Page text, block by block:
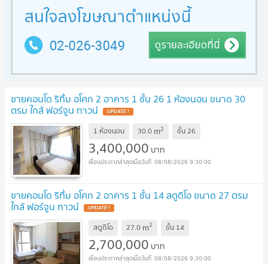
ขายคอนโด ริทึ่ม อโศก 2 อาคาร 1 ชั้น 26 1 ห้องนอน ขนาด 30
ตรม ใกล้ ฟอร์จูน ทาวน์ UPDATE !
1 ห้องนอน 30.0 m2 ชั้น26
3,400,000 บาท
08/08/2026 9:30:00
ขายคอนโด ริทึ่ม อโศก 2 อาคาร 1 ชั้น 14 สตูดิโอ ขนาด 27 ตรม
ใกล้ ฟอร์จูน ทาวน์ UPDATE !
สตูดิโอ 27.0 m2 ชั้น 14
2,700,000 บาท
08/08/2026 9:30:00